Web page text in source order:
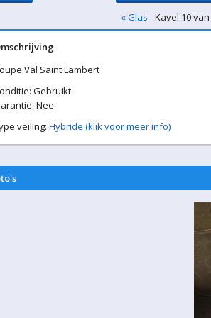
« Glas - Kavel 10
Val Saint Lambert
Gebruikt
Nee
veiling: Hybride (klik voor meer info)